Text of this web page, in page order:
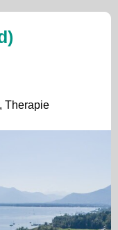
Therapie